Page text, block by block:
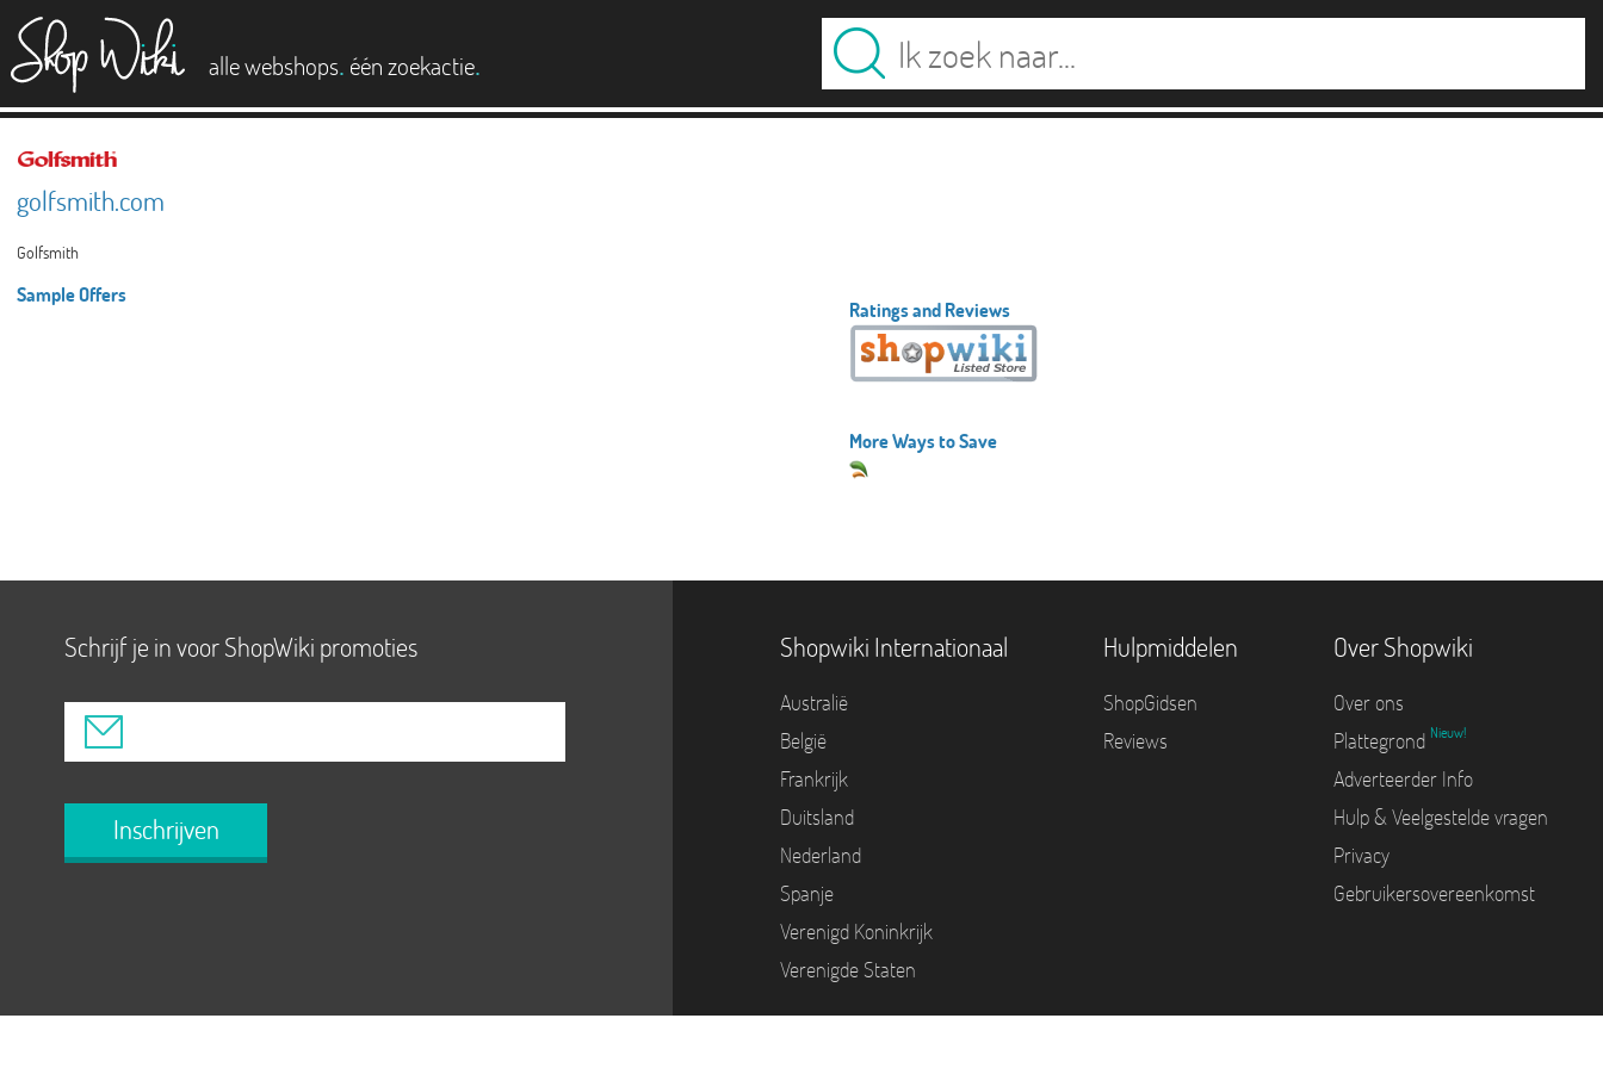
alle webshops. één zoekactie.
golfsmith.com
Golfsmith
Sample Offers
Ratings and Reviews
More Ways to Save
Schrijf je in voor ShopWiki promoties
Inschrijven
Shopwiki Internationaal
Australië
België
Frankrijk
Duitsland
Nederland
Spanje
Verenigd Koninkrijk
Verenigde Staten
Hulpmiddelen
ShopGidsen
Reviews
Over Shopwiki
Over ons
Plattegrond Nieuw!
Adverteerder Info
Hulp & Veelgestelde vragen
Privacy
Gebruikersovereenkomst